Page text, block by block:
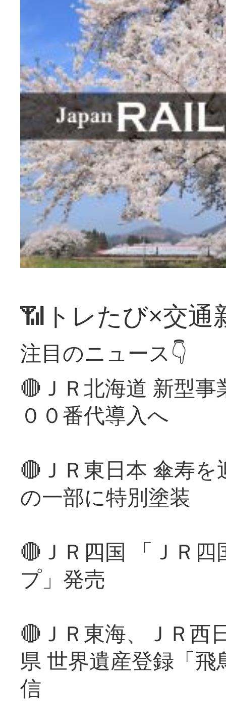
📶トレたび×交通
注目のニュース👇
🔴ＪＲ北海道 新型
００番代導入へ
🔴ＪＲ東日本 傘寿
の一部に特別塗装
🔴ＪＲ四国 「ＪＲ
プ」発売
🔴ＪＲ東海、ＪＲ西
県 世界遺産登録「
信